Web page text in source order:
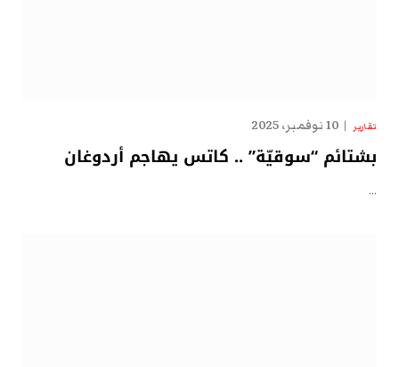
تقارير 10 نوفمبر، 2025
بشتائم “سوقيّة” .. كاتس يهاجم أردوغان
…